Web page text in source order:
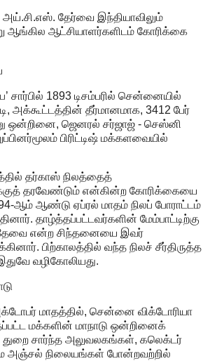
தேர்வை இந்தியாவிலும்
ஆங்கில ஆட்சியாளர்களிடம் கோரிக்கை
சார்பில் 1893 டிசம்பரில் சென்னையில்
அக்கூட்டத்தின் தீர்மானமாக, 3412 பேர்
ஒன்றினை, ஜெனரல் சர்ஜாஜ் - செஸ்னி
பிரிட்டிஷ் மக்களவையில்
தர்காஸ் நிலத்தைத்
தரவேண்டும் என்கின்ற கோரிக்கையை
ஆம் ஆண்டு ஏப்ரல் மாதம் நிலப் போராட்டம்
தாழ்த்தப்பட்டவர்களின் மேம்பாட்டிற்கு
தேவை என்ற சிந்தனையை இவர்
பிற்காலத்தில் வந்த நிலச் சீர்திருத்த
வழிகோலியது.
மாதத்தில், சென்னை விக்டோரியா
மக்களின் மாநாடு ஒன்றினைக்
துறை சார்ந்த அலுவலகங்கள், கலெக்டர்
அஞ்சல் நிலையங்கள் போன்றவற்றில்